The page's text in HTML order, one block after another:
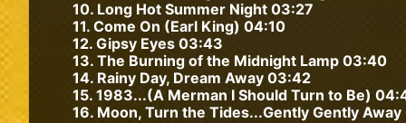
10. Long Hot Summer Night 03:27
11. Come On (Earl King) 04:10
12. Gipsy Eyes 03:43
13. The Burning of the Midnight Lamp 03:40
14. Rainy Day, Dream Away 03:42
15. 1983...(A Merman I Should Turn to Be)
16. Moon, Turn the Tides...Gently Gently